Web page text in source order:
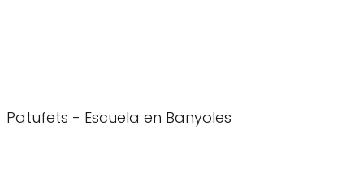
Patufets - Escuela en Banyoles